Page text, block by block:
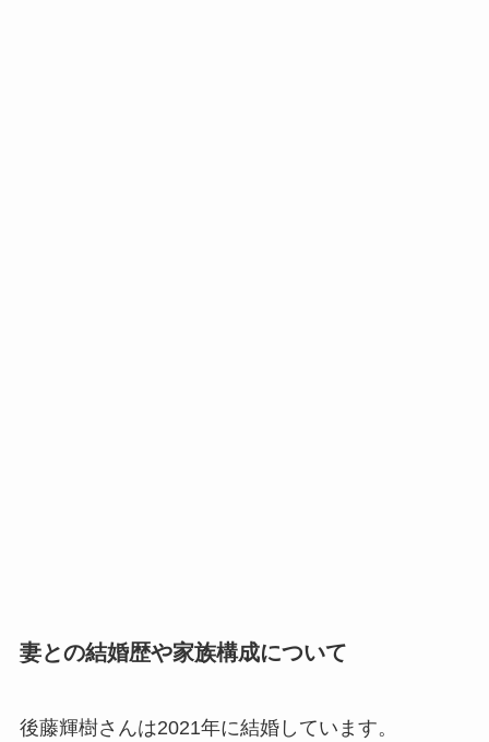
妻との結婚歴や家族構成について
後藤輝樹さんは2021年に結婚しています。